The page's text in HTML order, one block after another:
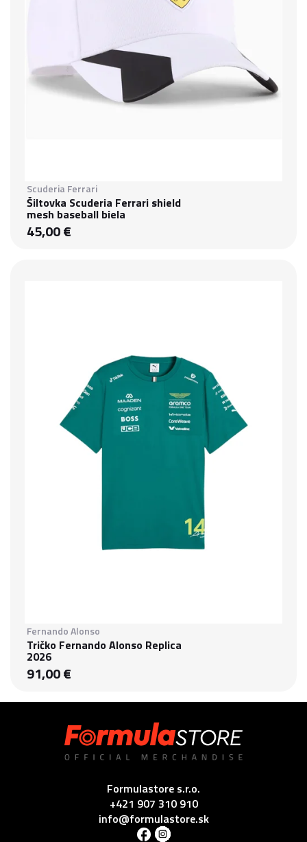
Scuderia Ferrari
Šiltovka Scuderia Ferrari shield
mesh baseball biela
45,00 €
Fernando Alonso
Tričko Fernando Alonso Replica
2026
91,00 €
Formulastore s.r.o.
+421 907 310 910
info@formulastore.sk